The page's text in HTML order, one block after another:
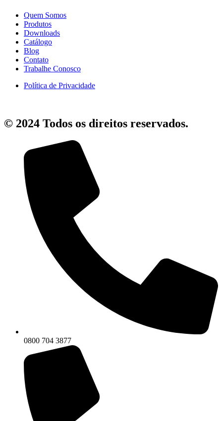
Quem Somos
Produtos
Downloads
Catálogo
Blog
Contato
Trabalhe Conosco
Política de Privacidade
© 2024 Todos os direitos reservados.
0800 704 3877